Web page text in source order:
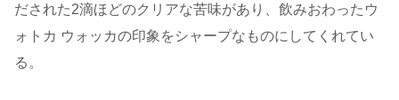
だされた2滴ほどのクリアな苦味があり、飲みおわったウ
ォトカ ウォッカの印象をシャープなものにしてくれてい
る。